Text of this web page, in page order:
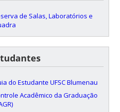
de Salas, Laboratórios e
do Estudante UFSC Blumenau
Acadêmico da Graduação